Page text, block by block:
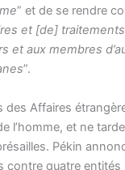
” et de se rendre
et [de]
et aux membres
”.
des Affaires
l’homme, et ne
Pékin
contre quatre